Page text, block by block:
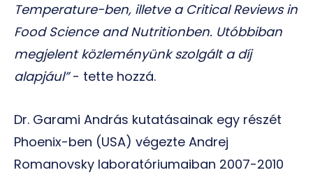
Temperature-ben, illetve a Critical Reviews in
Food Science and Nutritionben. Utóbbiban
megjelent közleményünk szolgált a díj
alapjául”- tette hozzá.
Dr. Garami András kutatásainak egy részét
Phoenix-ben (USA) végezte Andrej
Romanovsky laboratóriumaiban 2007-2010